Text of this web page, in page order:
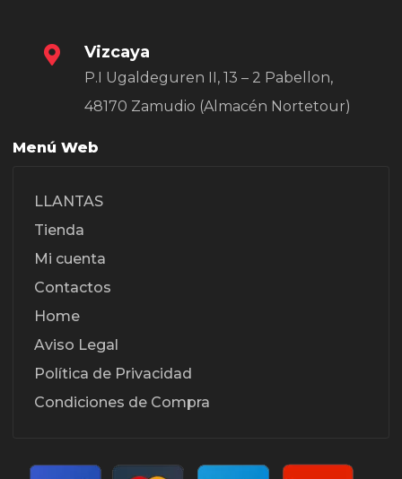
Vizcaya
P.I Ugaldeguren II, 13 – 2 Pabellon,
48170 Zamudio (Almacén Nortetour)
Menú Web
LLANTAS
Tienda
Mi cuenta
Contactos
Home
Aviso Legal
Política de Privacidad
Condiciones de Compra